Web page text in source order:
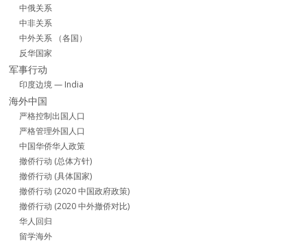
中俄关系
中非关系
中外关系 （各国）
反华国家
军事行动
印度边境 — India
海外中国
严格控制出国人口
严格管理外国人口
中国华侨华人政策
撤侨行动 (总体方针)
撤侨行动 (具体国家)
撤侨行动 (2020 中国政府政策)
撤侨行动 (2020 中外撤侨对比)
华人回归
留学海外